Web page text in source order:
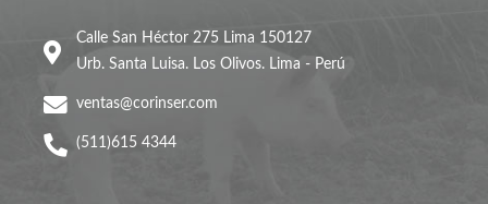
Calle San Héctor 275 Lima 150127
Urb. Santa Luisa. Los Olivos. Lima - Perú
ventas@corinser.com
(511)615 4344